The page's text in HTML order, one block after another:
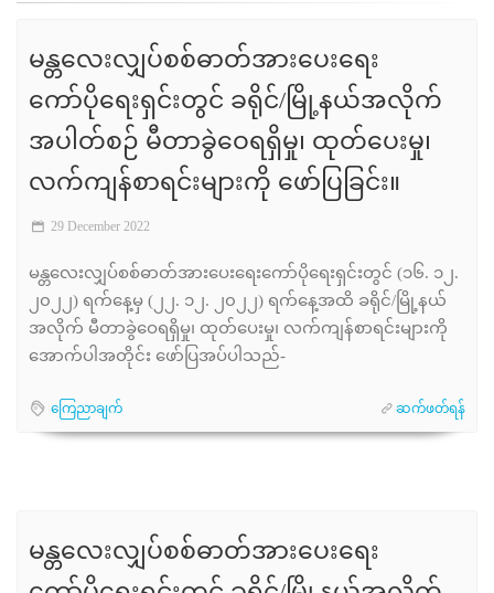
မန္တလေးလျှပ်စစ်ဓာတ်အားပေးရေး
ကော်ပိုရေးရှင်းတွင် ခရိုင်/မြို့နယ်အလိုက်
အပါတ်စဉ် မီတာခွဲဝေရရှိမှု၊ ထုတ်ပေးမှု၊
လက်ကျန်စာရင်းများကို ဖော်ပြခြင်း။
29 December 2022
မန္တလေးလျှပ်စစ်ဓာတ်အားပေးရေးကော်ပိုရေးရှင်းတွင် (၁၆. ၁၂.
၂၀၂၂) ရက်နေ့မှ (၂၂. ၁၂. ၂၀၂၂) ရက်နေ့အထိ ခရိုင်/မြို့နယ်
အလိုက် မီတာခွဲဝေရရှိမှု၊ ထုတ်ပေးမှု၊ လက်ကျန်စာရင်းများကို
အောက်ပါအတိုင်း ဖော်ပြအပ်ပါသည်-
ကြေညာချက် ဆက်ဖတ်ရန်
မန္တလေးလျှပ်စစ်ဓာတ်အားပေးရေး